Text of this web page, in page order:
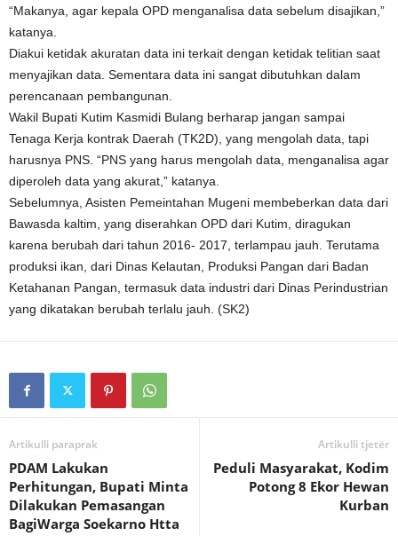
“Makanya, agar kepala OPD menganalisa data sebelum disajikan,”
katanya.
Diakui ketidak akuratan data ini terkait dengan ketidak telitian saat
menyajikan data. Sementara data ini sangat dibutuhkan dalam
perencanaan pembangunan.
Wakil Bupati Kutim Kasmidi Bulang berharap jangan sampai
Tenaga Kerja kontrak Daerah (TK2D), yang mengolah data, tapi
harusnya PNS. “PNS yang harus mengolah data, menganalisa agar
diperoleh data yang akurat,” katanya.
Sebelumnya, Asisten Pemeintahan Mugeni membeberkan data dari
Bawasda kaltim, yang diserahkan OPD dari Kutim, diragukan
karena berubah dari tahun 2016- 2017, terlampau jauh. Terutama
produksi ikan, dari Dinas Kelautan, Produksi Pangan dari Badan
Ketahanan Pangan, termasuk data industri dari Dinas Perindustrian
yang dikatakan berubah terlalu jauh. (SK2)
Artikulli paraprak
PDAM Lakukan
Perhitungan, Bupati Minta
Dilakukan Pemasangan
BagiWarga Soekarno Htta
Artikulli tjetër
Peduli Masyarakat, Kodim
Potong 8 Ekor Hewan
Kurban